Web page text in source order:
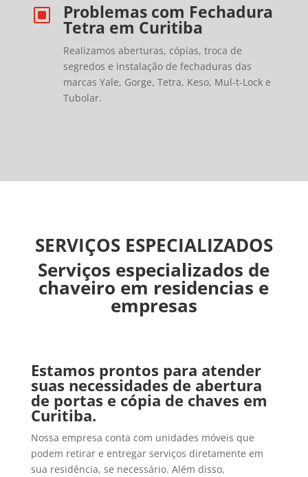
W Problemas com Fechadura
Tetra em Curitiba
Realizamos aberturas, cópias, troca de
segredos e instalação de fechaduras das
marcas Yale, Gorge, Tetra, Keso, Mul-t-Lock e
Tubolar.
SERVIÇOS ESPECIALIZADOS
Serviços especializados de
chaveiro em residencias e
empresas
Estamos prontos para atender
suas necessidades de abertura
de portas e cópia de chaves em
Curitiba.
Nossa empresa conta com unidades móveis que
podem retirar e entregar serviços diretamente em
sua residência, se necessário. Além disso,